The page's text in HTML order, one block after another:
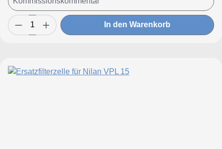
In den Warenkorb